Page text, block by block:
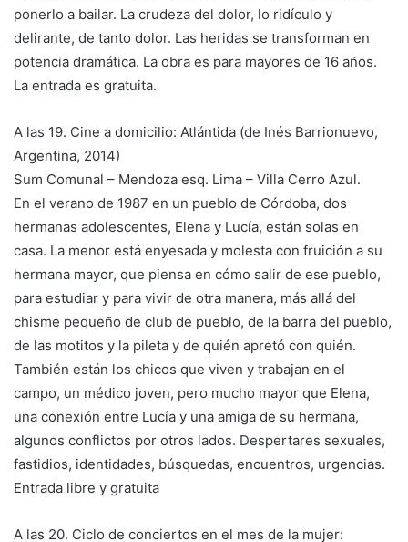
ponerlo a bailar. La crudeza del dolor, lo ridículo y
delirante, de tanto dolor. Las heridas se transforman en
potencia dramática. La obra es para mayores de 16 años.
La entrada es gratuita.
A las 19. Cine a domicilio: Atlántida (de Inés Barrionuevo,
Argentina, 2014)
Sum Comunal – Mendoza esq. Lima – Villa Cerro Azul.
En el verano de 1987 en un pueblo de Córdoba, dos
hermanas adolescentes, Elena y Lucía, están solas en
casa. La menor está enyesada y molesta con fruición a su
hermana mayor, que piensa en cómo salir de ese pueblo,
para estudiar y para vivir de otra manera, más allá del
chisme pequeño de club de pueblo, de la barra del pueblo,
de las motitos y la pileta y de quién apretó con quién.
También están los chicos que viven y trabajan en el
campo, un médico joven, pero mucho mayor que Elena,
una conexión entre Lucía y una amiga de su hermana,
algunos conflictos por otros lados. Despertares sexuales,
fastidios, identidades, búsquedas, encuentros, urgencias.
Entrada libre y gratuita
A las 20. Ciclo de conciertos en el mes de la mujer: